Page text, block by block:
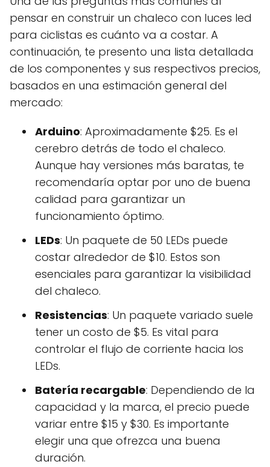
pensar en construir un chaleco con luces led
para ciclistas es cuánto va a costar. A
continuación, te presento una lista detallada
de los componentes y sus respectivos precios,
basados en una estimación general del
mercado:
Arduino: Aproximadamente $25. Es el
cerebro detrás de todo el chaleco.
Aunque hay versiones más baratas, te
recomendaría optar por uno de buena
calidad para garantizar un
funcionamiento óptimo.
LEDs: Un paquete de 50 LEDs puede
costar alrededor de $10. Estos son
esenciales para garantizar la visibilidad
del chaleco.
Resistencias: Un paquete variado suele
tener un costo de $5. Es vital para
controlar el flujo de corriente hacia los
LEDs.
Batería recargable: Dependiendo de la
capacidad y la marca, el precio puede
variar entre $15 y $30. Es importante
elegir una que ofrezca una buena
duración.